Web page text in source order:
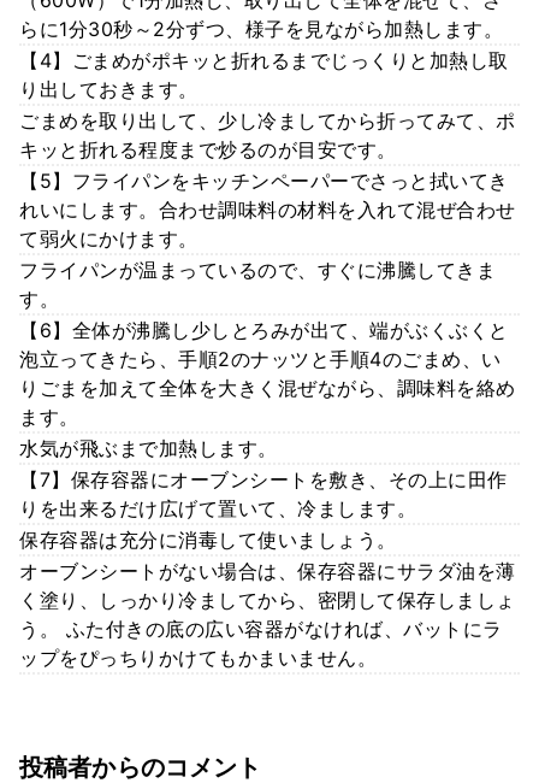
らに1分30秒～2分ずつ、様子を見ながら加熱します。
【4】ごまめがポキッと折れるまでじっくりと加熱し取
り出しておきます。
ごまめを取り出して、少し冷ましてから折ってみて、ポ
キッと折れる程度まで炒るのが目安です。
【5】フライパンをキッチンペーパーでさっと拭いてき
れいにします。合わせ調味料の材料を入れて混ぜ合わせ
て弱火にかけます。
フライパンが温まっているので、すぐに沸騰してきま
す。
【6】全体が沸騰し少しとろみが出て、端がぶくぶくと
泡立ってきたら、手順2のナッツと手順4のごまめ、い
りごまを加えて全体を大きく混ぜながら、調味料を絡め
ます。
水気が飛ぶまで加熱します。
【7】保存容器にオーブンシートを敷き、その上に田作
りを出来るだけ広げて置いて、冷まします。
保存容器は充分に消毒して使いましょう。
オーブンシートがない場合は、保存容器にサラダ油を薄
く塗り、しっかり冷ましてから、密閉して保存しましょ
う。 ふた付きの底の広い容器がなければ、バットにラ
ップをぴっちりかけてもかまいません。
投稿者からのコメント